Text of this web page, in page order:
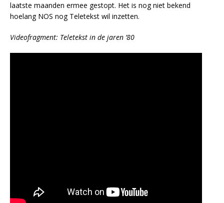
laatste maanden ermee gestopt. Het is nog niet bekend
hoelang NOS nog Teletekst wil inzetten.
Videofragment: Teletekst in de jaren ’80